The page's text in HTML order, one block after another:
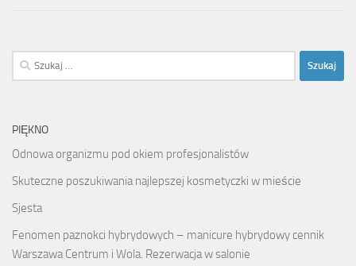
Szukaj:
PIĘKNO
Odnowa organizmu pod okiem profesjonalistów
Skuteczne poszukiwania najlepszej kosmetyczki w mieście
Sjesta
Fenomen paznokci hybrydowych – manicure hybrydowy cennik
Warszawa Centrum i Wola. Rezerwacja w salonie